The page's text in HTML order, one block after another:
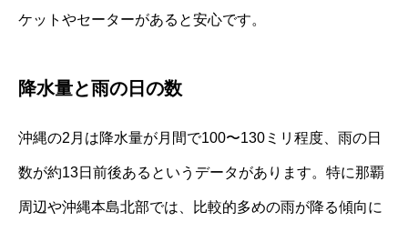
ケットやセーターがあると安心です。
降水量と雨の日の数
沖縄の2月は降水量が月間で100〜130ミリ程度、雨の日
数が約13日前後あるというデータがあります。特に那覇
周辺や沖縄本島北部では、比較的多めの雨が降る傾向に